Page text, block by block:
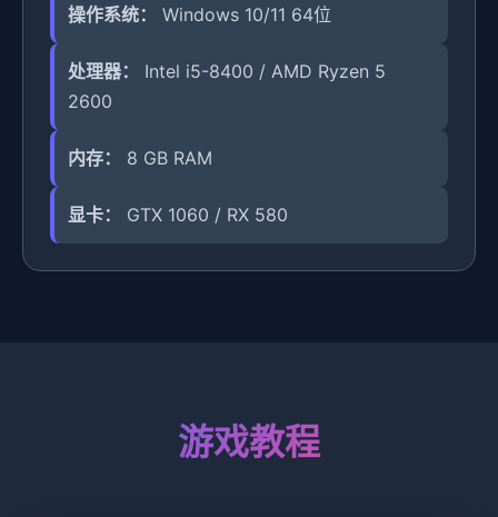
操作系统： Windows 10/11 64位
处理器：
Intel i5-8400 / AMD Ryzen 5
2600
内存： 8 GB RAM
显卡： GTX 1060 / RX 580
游戏教程